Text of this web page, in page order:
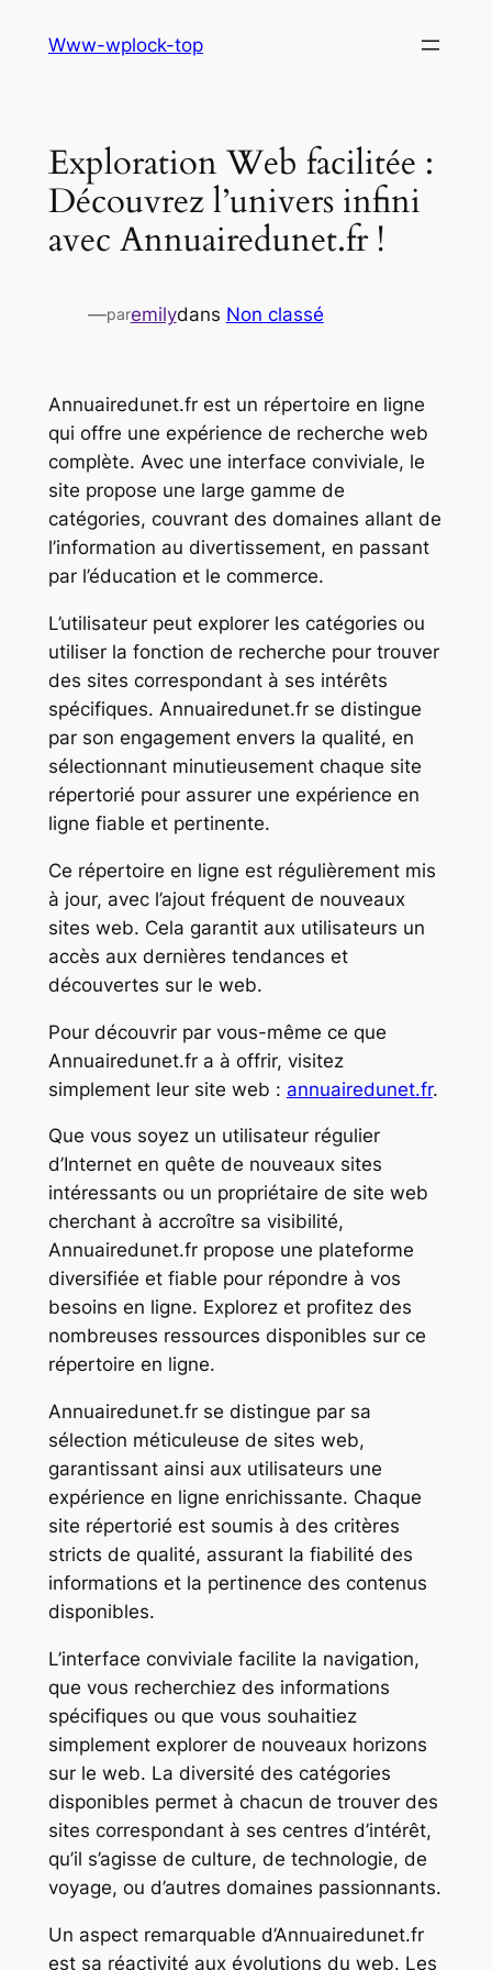
Www-wplock-top
Exploration Web facilitée :
Découvrez l’univers infini
avec Annuairedunet.fr !
—paremilydans Non classé
Annuairedunet.fr est un répertoire en ligne
qui offre une expérience de recherche web
complète. Avec une interface conviviale, le
site propose une large gamme de
catégories, couvrant des domaines allant de
l’information au divertissement, en passant
par l’éducation et le commerce.
L’utilisateur peut explorer les catégories ou
utiliser la fonction de recherche pour trouver
des sites correspondant à ses intérêts
spécifiques. Annuairedunet.fr se distingue
par son engagement envers la qualité, en
sélectionnant minutieusement chaque site
répertorié pour assurer une expérience en
ligne fiable et pertinente.
Ce répertoire en ligne est régulièrement mis
à jour, avec l’ajout fréquent de nouveaux
sites web. Cela garantit aux utilisateurs un
accès aux dernières tendances et
découvertes sur le web.
Pour découvrir par vous-même ce que
Annuairedunet.fr a à offrir, visitez
simplement leur site web : annuairedunet.fr.
Que vous soyez un utilisateur régulier
d’Internet en quête de nouveaux sites
intéressants ou un propriétaire de site web
cherchant à accroître sa visibilité,
Annuairedunet.fr propose une plateforme
diversifiée et fiable pour répondre à vos
besoins en ligne. Explorez et profitez des
nombreuses ressources disponibles sur ce
répertoire en ligne.
Annuairedunet.fr se distingue par sa
sélection méticuleuse de sites web,
garantissant ainsi aux utilisateurs une
expérience en ligne enrichissante. Chaque
site répertorié est soumis à des critères
stricts de qualité, assurant la fiabilité des
informations et la pertinence des contenus
disponibles.
L’interface conviviale facilite la navigation,
que vous recherchiez des informations
spécifiques ou que vous souhaitiez
simplement explorer de nouveaux horizons
sur le web. La diversité des catégories
disponibles permet à chacun de trouver des
sites correspondant à ses centres d’intérêt,
qu’il s’agisse de culture, de technologie, de
voyage, ou d’autres domaines passionnants.
Un aspect remarquable d’Annuairedunet.fr
est sa réactivité aux évolutions du web. Les